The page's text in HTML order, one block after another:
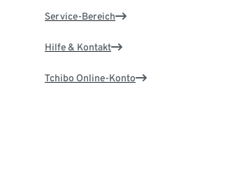
Service-Bereich
Hilfe & Kontakt
Tchibo Online-Konto